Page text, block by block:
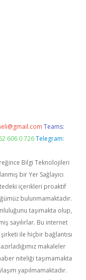
Teams:
606 0 726 Telegram:
Bilgi Teknolojileri
bir Yer Sağlayıcı
içerikleri proaktif
bulunmamaktadır.
taşımakta olup,
sayılırlar. Bu internet
ile hiçbir bağlantısı
makaleler
niteliği taşımamakta
yapılmamaktadır.